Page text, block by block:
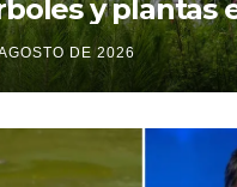
y plantas
Nacional de
2026
DE 2026